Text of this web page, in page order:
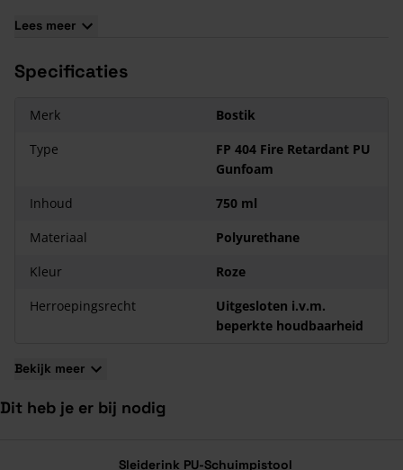
bestellen, anders is het niet mogelijk om de pur te spuiten.
Kenmerken van de Bostik FP 404 Fire Retardant PU
Gunfoam
Dit purschuim heeft brandklasse B1
De inhoud van de bus is 750 ml
Het purschuim is snijdbaar na 20 tot 40 minuten
Het purschuim is temperatuursbestendig tussen de -40 °C en
Lees meer
Specificaties
Merk
Bostik
Type
FP 404 Fire Retardant PU
Gunfoam
Inhoud
750 ml
Materiaal
Polyurethane
Kleur
Roze
Herroepingsrecht
Uitgesloten i.v.m.
beperkte houdbaarheid
Bekijk meer
Dit heb je er bij nodig
Sleiderink PU-Schuimpistool